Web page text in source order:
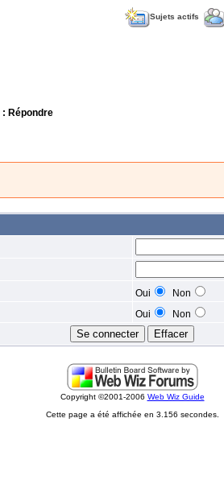
Sujets actifs
: Répondre
Oui
Non
Oui Non
Copyright ©2001-2006 Web Wiz Guide
Cette page a été affichée en 3.156 secondes.